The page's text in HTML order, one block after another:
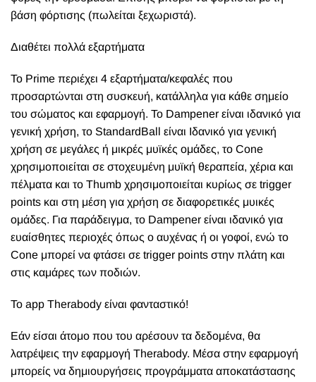
βάση φόρτισης (πωλείται ξεχωριστά).
Διαθέτει πολλά εξαρτήματα
Το Prime περιέχει 4 εξαρτήματα/κεφαλές που
προσαρτώνται στη συσκευή, κατάλληλα για κάθε σημείο
του σώματος και εφαρμογή. Το Dampener είναι ιδανικό για
γενική χρήση, το StandardBall είναι Ιδανικό για γενική
χρήση σε μεγάλες ή μικρές μυϊκές ομάδες, το Cone
χρησιμοποιείται σε στοχευμένη μυϊκή θεραπεία, χέρια και
πέλματα και το Thumb χρησιμοποιείται κυρίως σε trigger
points και στη μέση για χρήση σε διαφορετικές μυικές
ομάδες. Για παράδειγμα, το Dampener είναι ιδανικό για
ευαίσθητες περιοχές όπως ο αυχένας ή οι γοφοί, ενώ το
Cone μπορεί να φτάσει σε trigger points στην πλάτη και
στις καμάρες των ποδιών.
Το app Therabody είναι φανταστικό!
Εάν είσαι άτομο που του αρέσουν τα δεδομένα, θα
λατρέψεις την εφαρμογή Therabody. Μέσα στην εφαρμογή
μπορείς να δημιουργήσεις προγράμματα αποκατάστασης